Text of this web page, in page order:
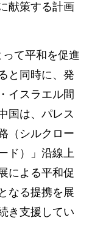
献策する計画
て平和を促進
と同時に、発
イスラエル間
国は、パレス
（シルクロー
ド）」沿線上
による平和促
なる提携を展
き支援してい